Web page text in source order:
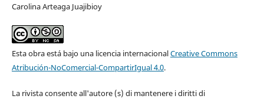
Carolina Arteaga Juajibioy
Esta obra está bajo una licencia internacionalCreative Commons
Atribución-NoComercial-CompartirIgual 4.0.
La rivista consente all'autore (s) di mantenere i diritti di